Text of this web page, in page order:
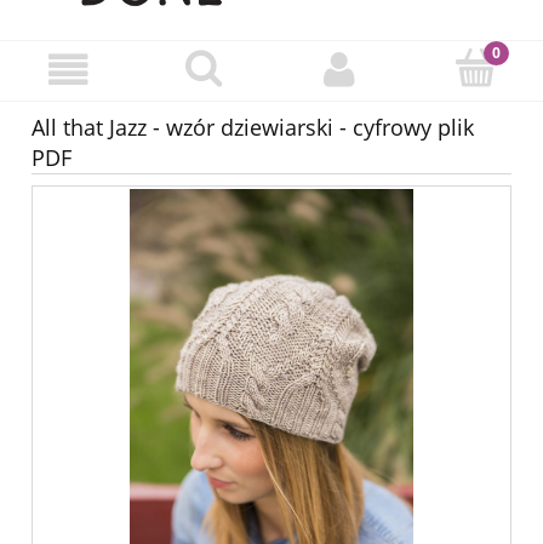
All that Jazz - wzór dziewiarski - cyfrowy plik
PDF